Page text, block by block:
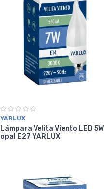
YARLUX
Lámpara Velita Viento LED 5W
opal E27 YARLUX